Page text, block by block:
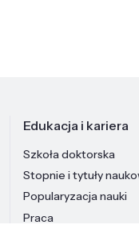
Edukacja i kariera
Szkoła doktorska
Stopnie i tytuły
Popularyzacja nauki
Praca